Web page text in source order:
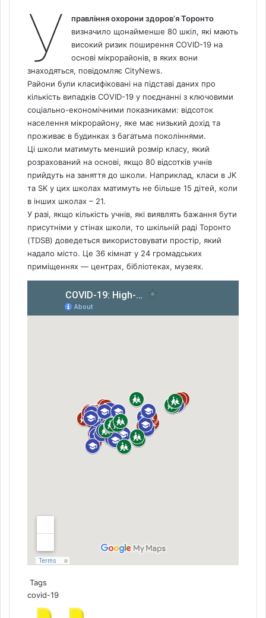
У
правління охорони здоров’я Торонто
визначило щонайменше 80 шкіл, які мають
високий ризик поширення COVID-19 на
основі мікрорайонів, в яких вони
знаходяться, повідомляє CityNews.
Райони були класифіковані на підставі даних про
кількість випадків COVID-19 у поєднанні з ключовими
соціально-економічними показниками: відсоток
населення мікрорайону, яке має низький дохід та
проживає в будинках з багатьма поколіннями.
Ці школи матимуть менший розмір класу, який
розрахований на основі, якщо 80 відсотків учнів
прийдуть на заняття до школи. Наприклад, класи в JK
та SK у цих школах матимуть не більше 15 дітей, коли
в інших школах – 21.
У разі, якщо кількість учнів, які виявлять бажання бути
присутніми у стінах школи, то шкільній раді Торонто
(TDSB) доведеться використовувати простір, який
надало місто. Це 36 кімнат у 24 громадських
приміщеннях — центрах, бібліотеках, музеях.
Tags
covid-19